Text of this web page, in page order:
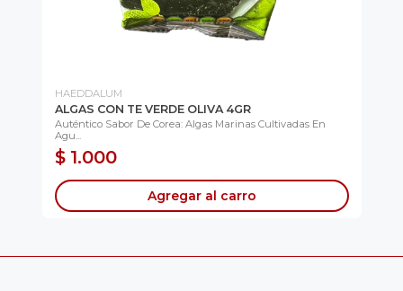
HAEDDALUM
ALGAS CON TE VERDE OLIVA 4GR
Auténtico Sabor De Corea: Algas Marinas Cultivadas En
Agu...
$ 1.000
Agregar al carro